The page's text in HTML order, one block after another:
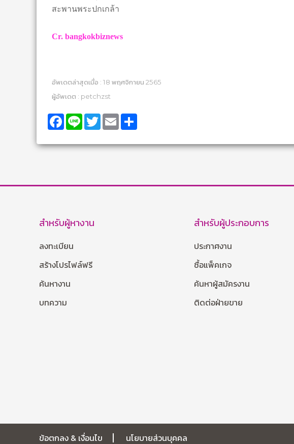
สะพานพระปกเกล้า
Cr. bangkokbiznews
อัพเดตล่าสุดเมื่อ : 18 พฤศจิกายน 2565
ผู้อัพเดต : petchzst
Facebook
Line TwitterEmail
สำหรับผู้หางาน
ลงทะเบียน
สร้างโปรไฟล์ฟรี
ค้นหางาน
บทความ
สำหรับผู้ประกอบการ
ประกาศงาน
ซื้อแพ็คเกจ
ค้นหาผู้สมัครงาน
ติดต่อฝ่ายขาย
ข้อตกลง & เงื่อนไข นโยบายส่วนบุคคล